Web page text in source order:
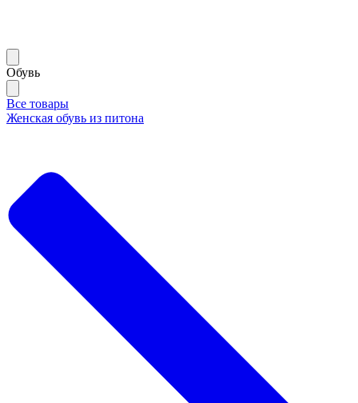
Обувь
Все товары
Женская обувь из питона